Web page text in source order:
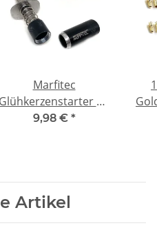
Marfitec
Glühkerzenstarter AA
| RC Modellbau |
9,98 € *
Artikel